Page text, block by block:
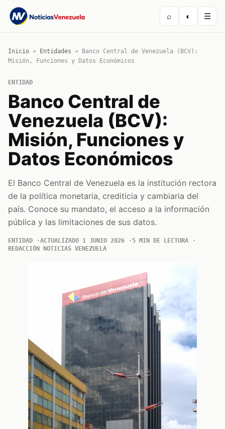
⌕ ◐ ☰
Inicio » Entidades »
Banco Central de Venezuela (BCV):
Misión, Funciones y Datos Económicos
ENTIDAD
Banco Central de
Venezuela (BCV):
Misión, Funciones y
Datos Económicos
El Banco Central de Venezuela es la institución rectora
de la política monetaria, crediticia y cambiaria del
país. Conoce su mandato, el acceso a la información
pública y las limitaciones de sus datos.
ENTIDAD ACTUALIZADO 1 JUNIO 2026
5 MIN DE LECTURA
REDACCIÓN NOTICIAS VENEZUELA